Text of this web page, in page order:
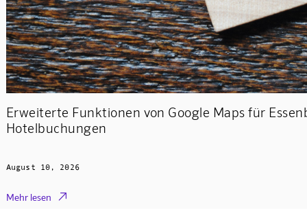
Erweiterte Funktionen von Google Maps für
Hotelbuchungen
August 10, 2026
Mehr lesen 